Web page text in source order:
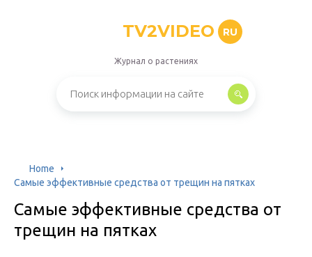
TV2VIDEO RU
Журнал о растениях
Home
Самые эффективные средства от трещин на пятках
Самые эффективные средства от
трещин на пятках